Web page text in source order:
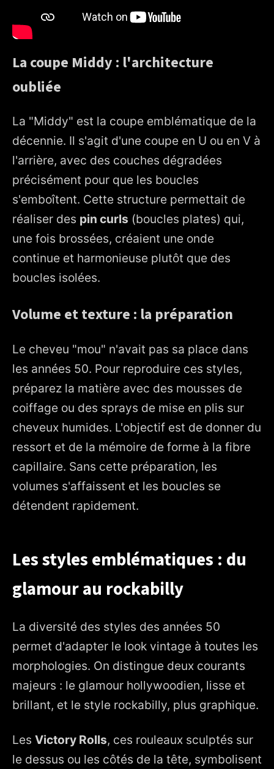
La coupe Middy : l'architecture
oubliée
La "Middy" est la coupe emblématique de la
décennie. Il s'agit d'une coupe en U ou en V à
l'arrière, avec des couches dégradées
précisément pour que les boucles
s'emboîtent. Cette structure permettait de
réaliser des pin curls (boucles plates) qui,
une fois brossées, créaient une onde
continue et harmonieuse plutôt que des
boucles isolées.
Volume et texture : la préparation
Le cheveu "mou" n'avait pas sa place dans
les années 50. Pour reproduire ces styles,
préparez la matière avec des mousses de
coiffage ou des sprays de mise en plis sur
cheveux humides. L'objectif est de donner du
ressort et de la mémoire de forme à la fibre
capillaire. Sans cette préparation, les
volumes s'affaissent et les boucles se
détendent rapidement.
Les styles emblématiques : du
glamour au rockabilly
La diversité des styles des années 50
permet d'adapter le look vintage à toutes les
morphologies. On distingue deux courants
majeurs : le glamour hollywoodien, lisse et
brillant, et le style rockabilly, plus graphique.
Les Victory Rolls, ces rouleaux sculptés sur
le dessus ou les côtés de la tête, symbolisent